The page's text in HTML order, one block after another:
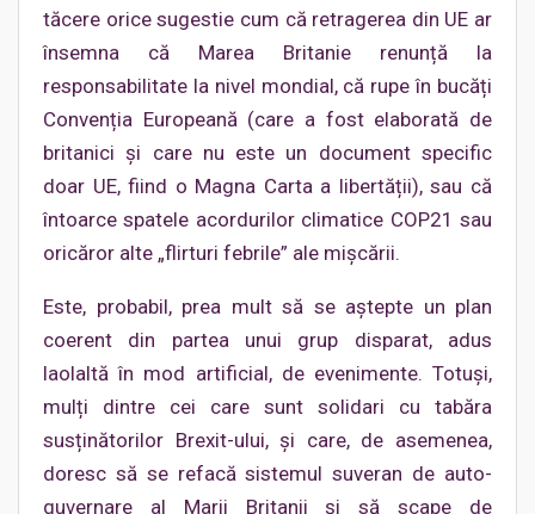
tăcere orice sugestie cum că retragerea din UE ar
însemna că Marea Britanie renunță la
responsabilitate la nivel mondial, că rupe în bucăți
Convenția Europeană (care a fost elaborată de
britanici și care nu este un document specific
doar UE, fiind o Magna Carta a libertății), sau că
întoarce spatele acordurilor climatice COP21 sau
oricăror alte „flirturi febrile” ale mișcării.
Este, probabil, prea mult să se aștepte un plan
coerent din partea unui grup disparat, adus
laolaltă în mod artificial, de evenimente. Totuși,
mulți dintre cei care sunt solidari cu tabăra
susținătorilor Brexit-ului, și care, de asemenea,
doresc să se refacă sistemul suveran de auto-
guvernare al Marii Britanii și să scape de